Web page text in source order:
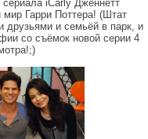
iCarly Дженнетт
Гарри Поттера! (Штат
друзьями и семьёй в парк, и
со съёмок новой серии 4